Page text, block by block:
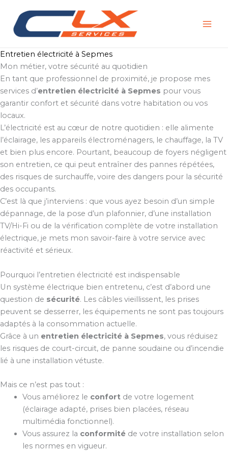
contenu
Entretien électricité à Sepmes
Mon métier, votre sécurité au quotidien
En tant que professionnel de proximité, je propose mes
services d’entretien électricité à Sepmes pour vous
garantir confort et sécurité dans votre habitation ou vos
locaux.
L’électricité est au cœur de notre quotidien : elle alimente
l’éclairage, les appareils électroménagers, le chauffage, la TV
et bien plus encore. Pourtant, beaucoup de foyers négligent
son entretien, ce qui peut entraîner des pannes répétées,
des risques de surchauffe, voire des dangers pour la sécurité
des occupants.
C’est là que j’interviens : que vous ayez besoin d’un simple
dépannage, de la pose d’un plafonnier, d’une installation
TV/Hi-Fi ou de la vérification complète de votre installation
électrique, je mets mon savoir-faire à votre service avec
réactivité et sérieux.
Pourquoi l’entretien électricité est indispensable
Un système électrique bien entretenu, c’est d’abord une
question de sécurité. Les câbles vieillissent, les prises
peuvent se desserrer, les équipements ne sont pas toujours
adaptés à la consommation actuelle.
Grâce à un entretien électricité à Sepmes, vous réduisez
les risques de court-circuit, de panne soudaine ou d’incendie
lié à une installation vétuste.
Mais ce n’est pas tout :
Vous améliorez le confortde votre logement
(éclairage adapté, prises bien placées, réseau
multimédia fonctionnel).
Vous assurez la conformitéde votre installation selon
les normes en vigueur.